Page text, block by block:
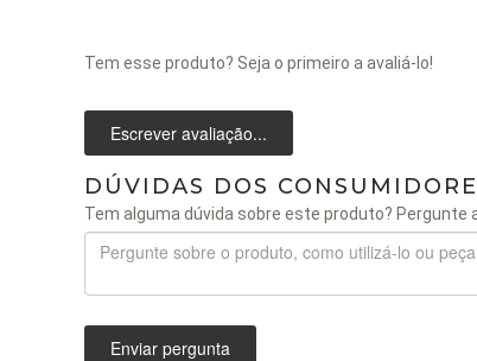
Tem esse produto? Seja o primeiro a avaliá-lo!
Escrever avaliação...
DÚVIDAS DOS
Tem alguma dúvida sobre este produto? Pergunte
Enviar pergunta